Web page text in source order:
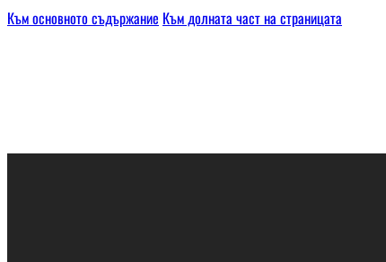
Към основното съдържание Към долната част на страницата